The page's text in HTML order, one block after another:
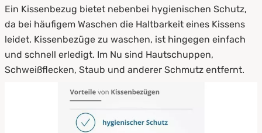
Ein Kissenbezug bietet nebenbei hygienischen Schutz,
da bei häufigem Waschen die Haltbarkeit eines Kissens
leidet. Kissenbezüge zu waschen, ist hingegen einfach
und schnell erledigt. Im Nu sind Hautschuppen,
Schweißflecken, Staub und anderer Schmutz entfernt.